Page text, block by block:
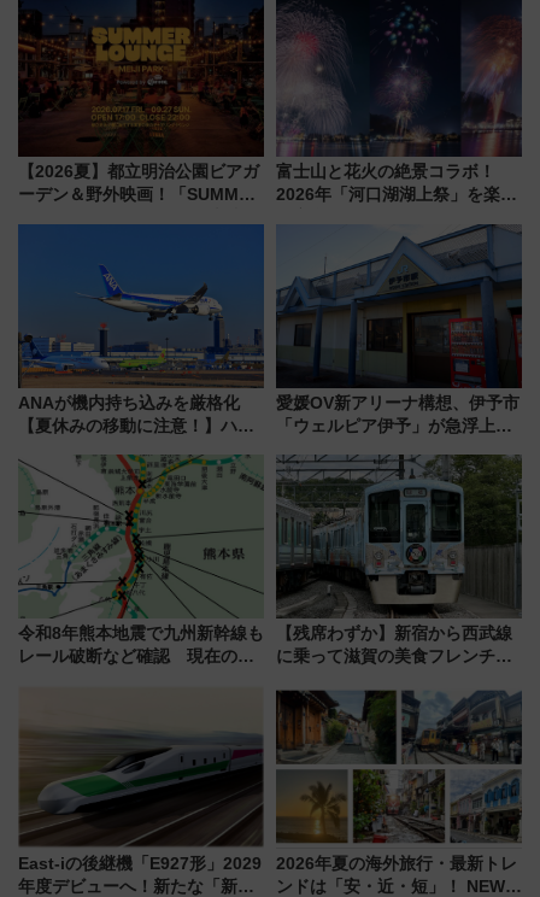
【2026夏】都立明治公園ビアガ
ーデン＆野外映画！「SUMMER
富士山と花火の絶景コラボ！
2026年「河口湖湖上祭」を楽し
ANAが機内持ち込みを厳格化
【夏休みの移動に注意！】ハン
「身の回り品」新サイズ制限
(40×30×20cm)おさらい
愛媛OV新アリーナ構想、伊予市
「ウェルピア伊予」が急浮上！
で探る鉄道アクセスの未来
令和8年熊本地震で九州新幹線も
レール破断など確認 現在の運
【残席わずか】新宿から西武線
に乗って滋賀の美食フレンチを
「52席の至福」で味わう近江牛
や伝統文化の特別コラボ
East-iの後継機「E927形」2029
年度デビューへ！新たな「新幹
2026年夏の海外旅行・最新トレ
ンドは「安・近・短」！ NEWT